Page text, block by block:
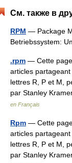
См. также в
RPM — Package
Betriebssystem:
.rpm — Cette page
articles
lettres R, P et M,
par Stanley
en Français
Rpm — Cette
articles
lettres R, P et M,
par Stanley